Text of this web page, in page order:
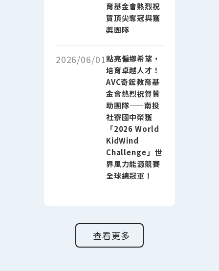
育基金會熱烈祝
賀頂尖奪冠與獲
獎團隊
2026/06/01點亮偏鄉希望，
培育卓越人才！
AVC奇鋐教育基
金會熱烈祝賀贊
助團隊——南投
社寮國中榮獲
「2026 World
KidWind
Challenge」世
界風力能源競賽
全球總冠軍！
查看更多